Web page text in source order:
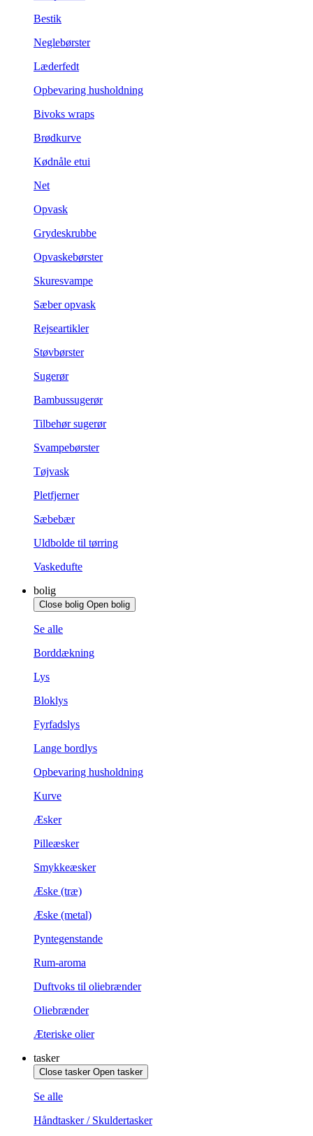
Bestik
Neglebørster
Læderfedt
Opbevaring husholdning
Bivoks wraps
Brødkurve
Kødnåle etui
Net
Opvask
Grydeskrubbe
Opvaskebørster
Skuresvampe
Sæber opvask
Rejseartikler
Støvbørster
Sugerør
Bambussugerør
Tilbehør sugerør
Svampebørster
Tøjvask
Pletfjerner
Sæbebær
Uldbolde til tørring
Vaskedufte
bolig
Close bolig Open bolig
Se alle
Borddækning
Lys
Bloklys
Fyrfadslys
Lange bordlys
Opbevaring husholdning
Kurve
Æsker
Pilleæsker
Smykkeæsker
Æske (træ)
Æske (metal)
Pyntegenstande
Rum-aroma
Duftvoks til oliebrænder
Oliebrænder
Æteriske olier
tasker
Close tasker Open tasker
Se alle
Håndtasker / Skuldertasker